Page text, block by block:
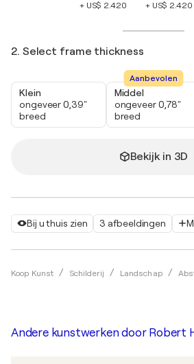
Bij u thuis zien 3 afbeeldingen
Koop Kunst Schilderij Landschap
+ US$ 2.420
+ US$ 2.420
2. Select frame thickness
Klein
ongeveer 0,39"
breed
Aanbevolen
Middel
ongeveer 0,78"
breed
Bekijk in 3D
Andere kunstwerken door Robert